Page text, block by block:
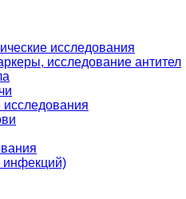
исследования
исследование антител
инфекций)